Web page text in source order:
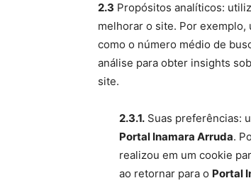
2.3 Propósitos analíticos:
melhorar o site. Por
como o número médio de
análise para obter insights
site.
2.3.1. Suas preferências:
Portal Inamara Arruda.
realizou em um cookie
ao retornar para o Portal